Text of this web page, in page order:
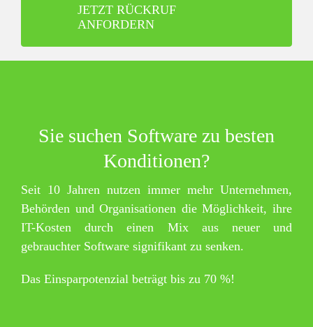
JETZT RÜCKRUF
ANFORDERN
Sie suchen Software zu besten
Konditionen?
Seit 10 Jahren nutzen immer mehr Unternehmen,
Behörden und Organisationen die Möglichkeit, ihre
IT-Kosten durch einen Mix aus neuer und
gebrauchter Software signifikant zu senken.
Das Einsparpotenzial beträgt bis zu 70 %!